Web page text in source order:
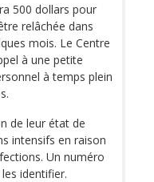
500 dollars pour
relâchée dans
mois. Le Centre
à une petite
à temps plein
de leur état de
intensifs en raison
Un numéro
identifier.